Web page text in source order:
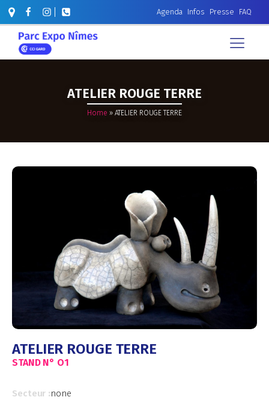
Agenda Infos Presse FAQ
ATELIER ROUGE TERRE
Home » ATELIER ROUGE TERRE
ATELIER ROUGE TERRE
STAND N° O1
Secteur :none